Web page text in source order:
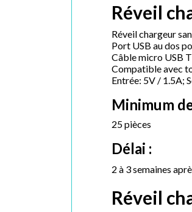
Réveil
Réveil chargeur
Port USB au dos
Câble micro USB
Compatible avec
Entrée: 5V / 1.5A;
Minimum
25 pièces
Délai :
2 à 3 semaines
Réveil